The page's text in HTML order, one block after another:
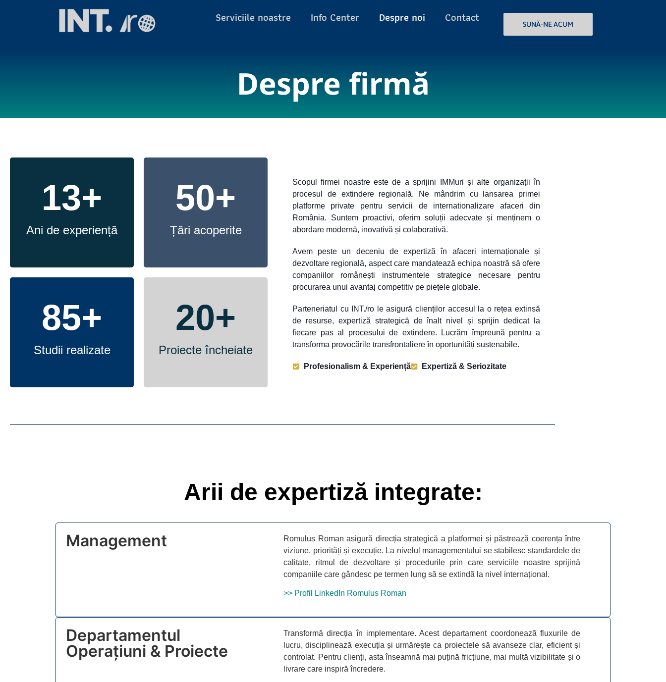
Serviciile noastre Info Center Despre noi Contact SUNĂ-NE ACUM
SUNĂ-NE ACUM
Despre firmă
Ani de experiență
13+
Țări acoperite
50+
Studii realizate
85+
Proiecte încheiate
20+
Scopul firmei noastre este de a sprijini IMMuri și alte organizații în
procesul de extindere regională. Ne mândrim cu lansarea primei
platforme private pentru servicii de internationalizare afaceri din
România. Suntem proactivi, oferim soluții adecvate și menținem o
abordare modernă, inovativă și colaborativă.
Avem peste un deceniu de expertiză în afaceri internaționale și
dezvoltare regională, aspect care mandatează echipa noastră să ofere
companiilor românești instrumentele strategice necesare pentru
procurarea unui avantaj competitiv pe piețele globale.
Parteneriatul cu INT./ro le asigură clienților accesul la o rețea extinsă
de resurse, expertiză strategică de înalt nivel și sprijin dedicat la
fiecare pas al procesului de extindere. Lucrăm împreună pentru a
transforma provocările transfrontaliere în oportunități sustenabile.
Profesionalism & Experiență Expertiză & Seriozitate
Arii de expertiză integrate:
Management Romulus Roman asigură direcția strategică a platformei și păstrează coerența între
viziune, priorități și execuție. La nivelul managementului se stabilesc standardele de
calitate, ritmul de dezvoltare și procedurile prin care serviciile noastre sprijină
companiile care gândesc pe termen lung să se extindă la nivel internațional.
>> Profil LinkedIn Romulus Roman
Departamentul
Operațiuni & Proiecte
Transformă direcția în implementare. Acest departament coordonează fluxurile de
lucru, disciplinează execuția și urmărește ca proiectele să avanseze clar, eficient și
controlat. Pentru clienți, asta înseamnă mai puțină fricțiune, mai multă vizibilitate și o
livrare care inspiră încredere.